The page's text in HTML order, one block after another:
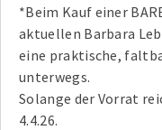
*Beim Kauf einer
aktuellen Barbara
eine praktische,
unterwegs.
Solange der Vorrat
4.4.26.